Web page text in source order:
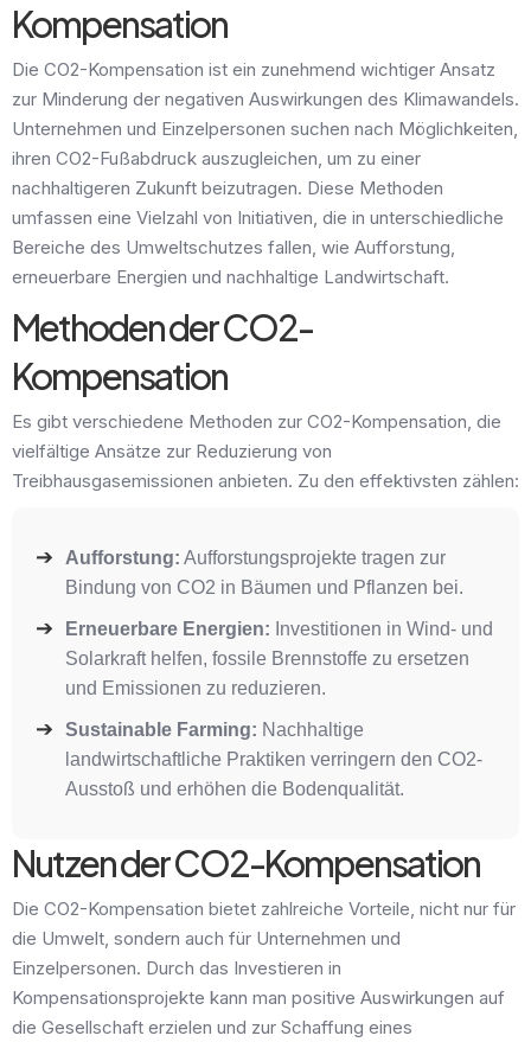
Kompensation
Die CO2-Kompensation ist ein zunehmend wichtiger Ansatz
zur Minderung der negativen Auswirkungen des Klimawandels.
Unternehmen und Einzelpersonen suchen nach Möglichkeiten,
ihren CO2-Fußabdruck auszugleichen, um zu einer
nachhaltigeren Zukunft beizutragen. Diese Methoden
umfassen eine Vielzahl von Initiativen, die in unterschiedliche
Bereiche des Umweltschutzes fallen, wie Aufforstung,
erneuerbare Energien und nachhaltige Landwirtschaft.
Methoden der CO2-
Kompensation
Es gibt verschiedene Methoden zur CO2-Kompensation, die
vielfältige Ansätze zur Reduzierung von
Treibhausgasemissionen anbieten. Zu den effektivsten zählen:
Aufforstung: Aufforstungsprojekte tragen zur
Bindung von CO2 in Bäumen und Pflanzen bei.
Erneuerbare Energien: Investitionen in Wind- und
Solarkraft helfen, fossile Brennstoffe zu ersetzen
und Emissionen zu reduzieren.
Sustainable Farming: Nachhaltige
landwirtschaftliche Praktiken verringern den CO2-
Ausstoß und erhöhen die Bodenqualität.
Nutzen der CO2-Kompensation
Die CO2-Kompensation bietet zahlreiche Vorteile, nicht nur für
die Umwelt, sondern auch für Unternehmen und
Einzelpersonen. Durch das Investieren in
Kompensationsprojekte kann man positive Auswirkungen auf
die Gesellschaft erzielen und zur Schaffung eines